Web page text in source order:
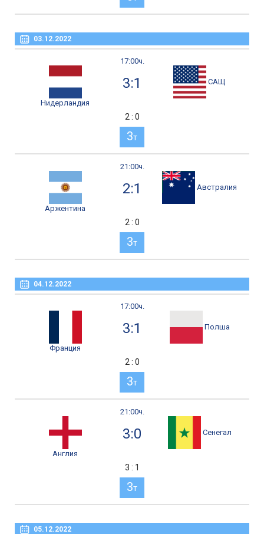
03.12.2022
17:00ч.
Нидерландия
3:1 САЩ
2 : 0
3т
21:00ч.
Аржентина
2:1 Австралия
2 : 0
3т
04.12.2022
17:00ч.
Франция
3:1 Полша
2 : 0
3т
21:00ч.
Англия
3:0 Сенегал
3 : 1
3т
05.12.2022